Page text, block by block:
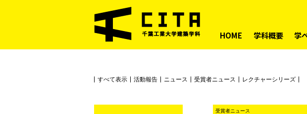
HOME 学科概要 学
すべて表示 活動報告 ニュース 受賞者ニュース レクチャーシリーズ
受賞者ニュース